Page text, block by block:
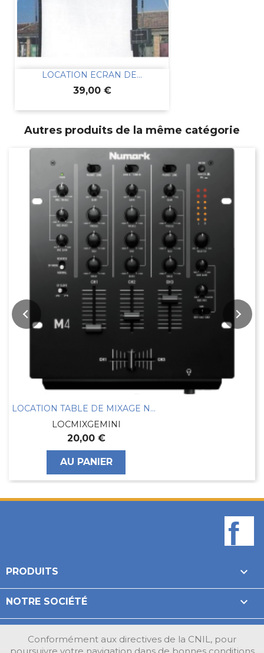
Conformément aux directives de la CNIL, pour
LOCATION ECRAN DE...
Prix
39,00 €
Autres produits de la même catégorie
LOCATION TABLE DE MIXAGE NUMARK 4 ENTREES
LOCMIXGEMINI
20,00 €
AU PANIER
PRODUITS 
NOTRE SOCIÉTÉ 